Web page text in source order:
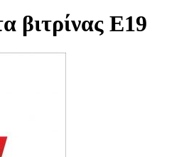
βιτρίνας Ε19